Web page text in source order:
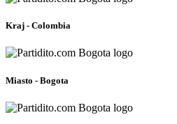
Kraj - Colombia
Miasto - Bogota